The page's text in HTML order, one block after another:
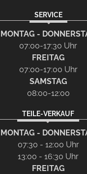
SERVICE
MONTAG -
07:00-17:30 Uhr
FREITAG
07:00-17:00 Uhr
SAMSTAG
08:00-12:00
TEILE-VERKAUF
MONTAG -
07:30 - 12:00 Uhr
13:00 - 16:30 Uhr
FREITAG